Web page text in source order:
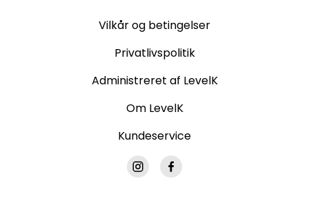
Vilkår og betingelser
Privatlivspolitik
Administreret af LevelK
Om LevelK
Kundeservice